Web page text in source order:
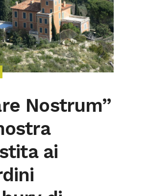
Nostrum”
ai